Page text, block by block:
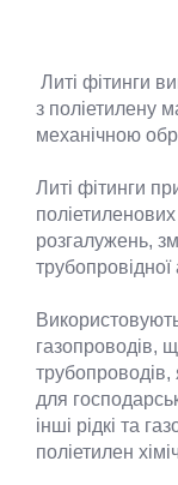
Литі фітинги
з поліетилену
механічною
Литі фітинги
розгалужень,
трубопровідної
газопроводів,
трубопроводів,
для
інші рідкі та
поліетилен